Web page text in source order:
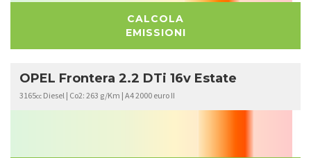
CALCOLA
EMISSIONI
OPEL Frontera 2.2 DTi 16v Estate
3165cc Diesel | Co2: 263 g/Km | A4 2000 euro II